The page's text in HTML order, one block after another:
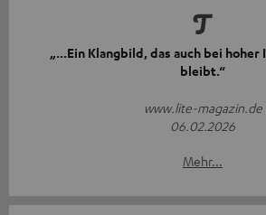
„...Ein Klangbild, das auch bei
bleibt.“
www.lite-magazin.de
06.02.2026
Mehr...